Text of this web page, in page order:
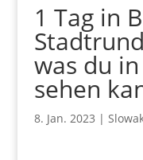
1 Tag in
was du
sehen
8. Jan. 2023 |